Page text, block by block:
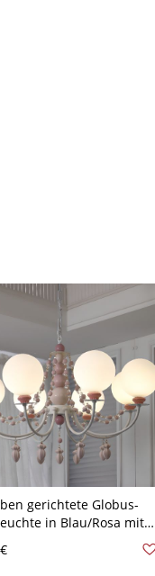
gerichtete Globus-
in Blau/Rosa mit
Kette - Rosa 110V-